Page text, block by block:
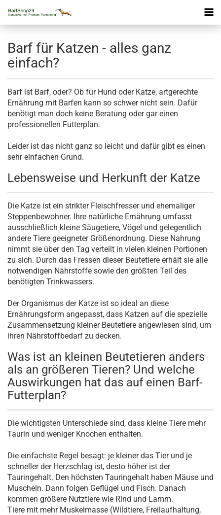
Barf für Katzen - alles ganz
einfach?
Barf ist Barf, oder? Ob für Hund oder Katze, artgerechte
Ernährung mit Barfen kann so schwer nicht sein. Dafür
benötigt man doch keine Beratung oder gar einen
professionellen Futterplan.
Leider ist das nicht ganz so leicht und dafür gibt es einen
sehr einfachen Grund.
Lebensweise und Herkunft der Katze
Die Katze ist ein strikter Fleischfresser und ehemaliger
Steppenbewohner. Ihre natürliche Ernährung umfasst
ausschließlich kleine Säugetiere, Vögel und gelegentlich
andere Tiere geeigneter Größenordnung. Diese Nahrung
nimmt sie über den Tag verteilt in vielen kleinen Portionen
zu sich. Durch das Fressen dieser Beutetiere erhält sie alle
notwendigen Nährstoffe sowie den größten Teil des
benötigten Trinkwassers.
Der Organismus der Katze ist so ideal an diese
Ernährungsform angepasst, dass Katzen auf die spezielle
Zusammensetzung kleiner Beutetiere angewiesen sind, um
ihren Nährstoffbedarf zu decken.
Was ist an kleinen Beutetieren anders
als an größeren Tieren? Und welche
Auswirkungen hat das auf einen Barf-
Futterplan?
Die wichtigsten Unterschiede sind, dass kleine Tiere mehr
Taurin und weniger Knochen enthalten.
Die einfachste Regel besagt: je kleiner das Tier und je
schneller der Herzschlag ist, desto höher ist der
Tauringehalt. Den höchsten Tauringehalt haben Mäuse und
Muscheln. Dann folgen Geflügel und Fisch. Danach
kommen größere Nutztiere wie Rind und Lamm.
Tiere mit mehr Muskelmasse (Wildtiere, Freilaufhaltung,